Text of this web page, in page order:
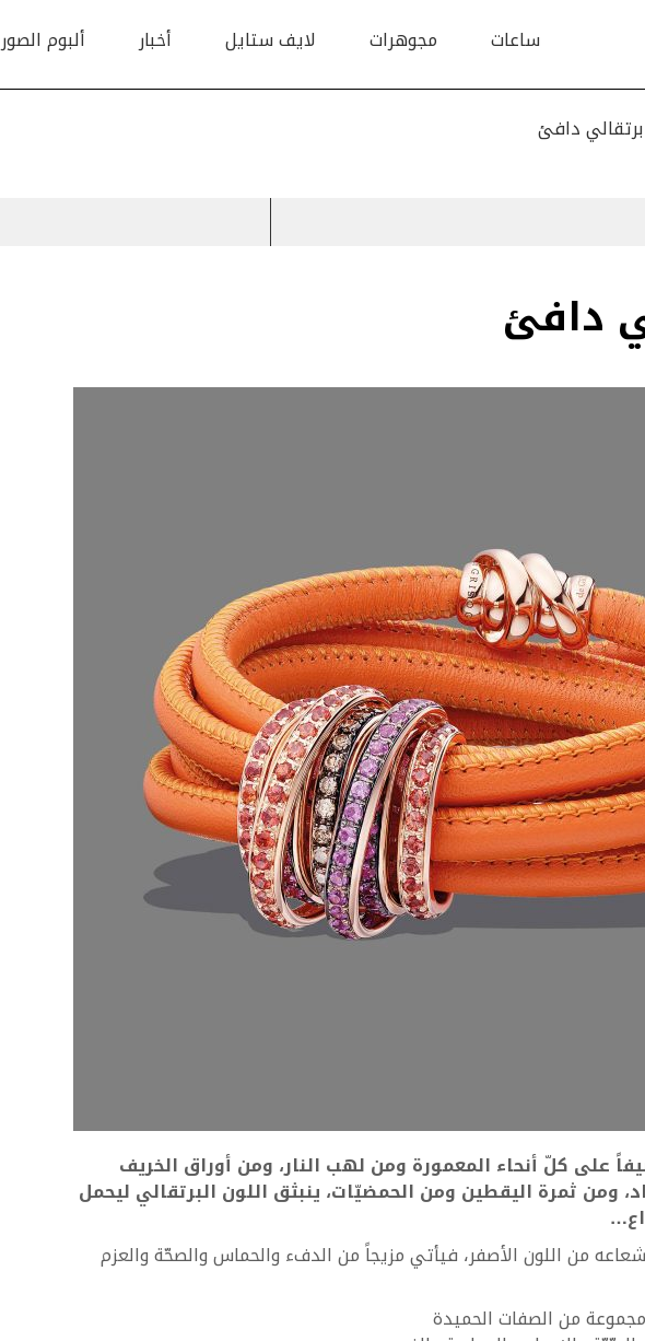
ساعات مجوهرات لايف ستايل أخبار ألبوم الصور
دافئ
دافئ
على كلّ أنحاء المعمورة ومن لهب النار، ومن أوراق الخريف
ومن ثمرة اليقطين ومن الحمضيّات، ينبثق اللون البرتقالي ليحمل
…
من اللون الأصفر، فيأتي مزيجاً من الدفء والحماس والصحّة والعزم
مجموعة من الصفات الحميدة